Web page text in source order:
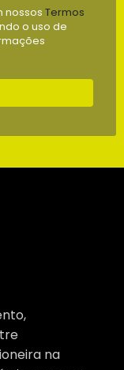
nossos Termos
o uso de
na